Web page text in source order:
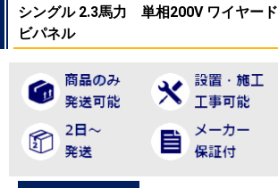
シングル 2.3馬力 単相200V ワイヤー
ビパネル